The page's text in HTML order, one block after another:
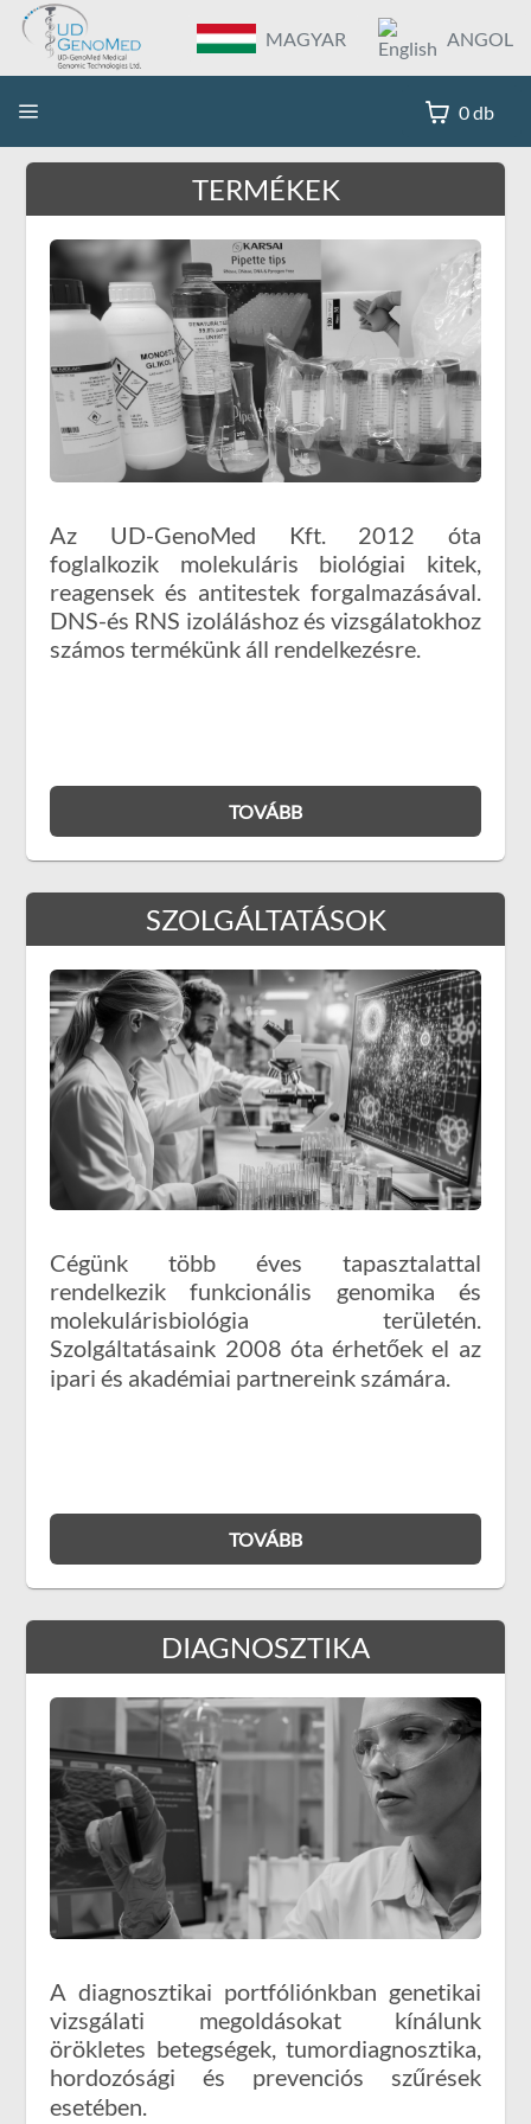
MAGYAR ANGOL
0 db
TERMÉKEK
Az UD-GenoMed Kft. 2012 óta
foglalkozik molekuláris biológiai kitek,
reagensek és antitestek forgalmazásával.
DNS-és RNS izoláláshoz és vizsgálatokhoz
számos termékünk áll rendelkezésre.
TOVÁBB
SZOLGÁLTATÁSOK
Cégünk több éves tapasztalattal
rendelkezik funkcionális genomika és
molekulárisbiológia területén.
Szolgáltatásaink 2008 óta érhetőek el az
ipari és akadémiai partnereink számára.
TOVÁBB
DIAGNOSZTIKA
A diagnosztikai portfóliónkban genetikai
vizsgálati megoldásokat kínálunk
örökletes betegségek, tumordiagnosztika,
hordozósági és prevenciós szűrések
esetében.